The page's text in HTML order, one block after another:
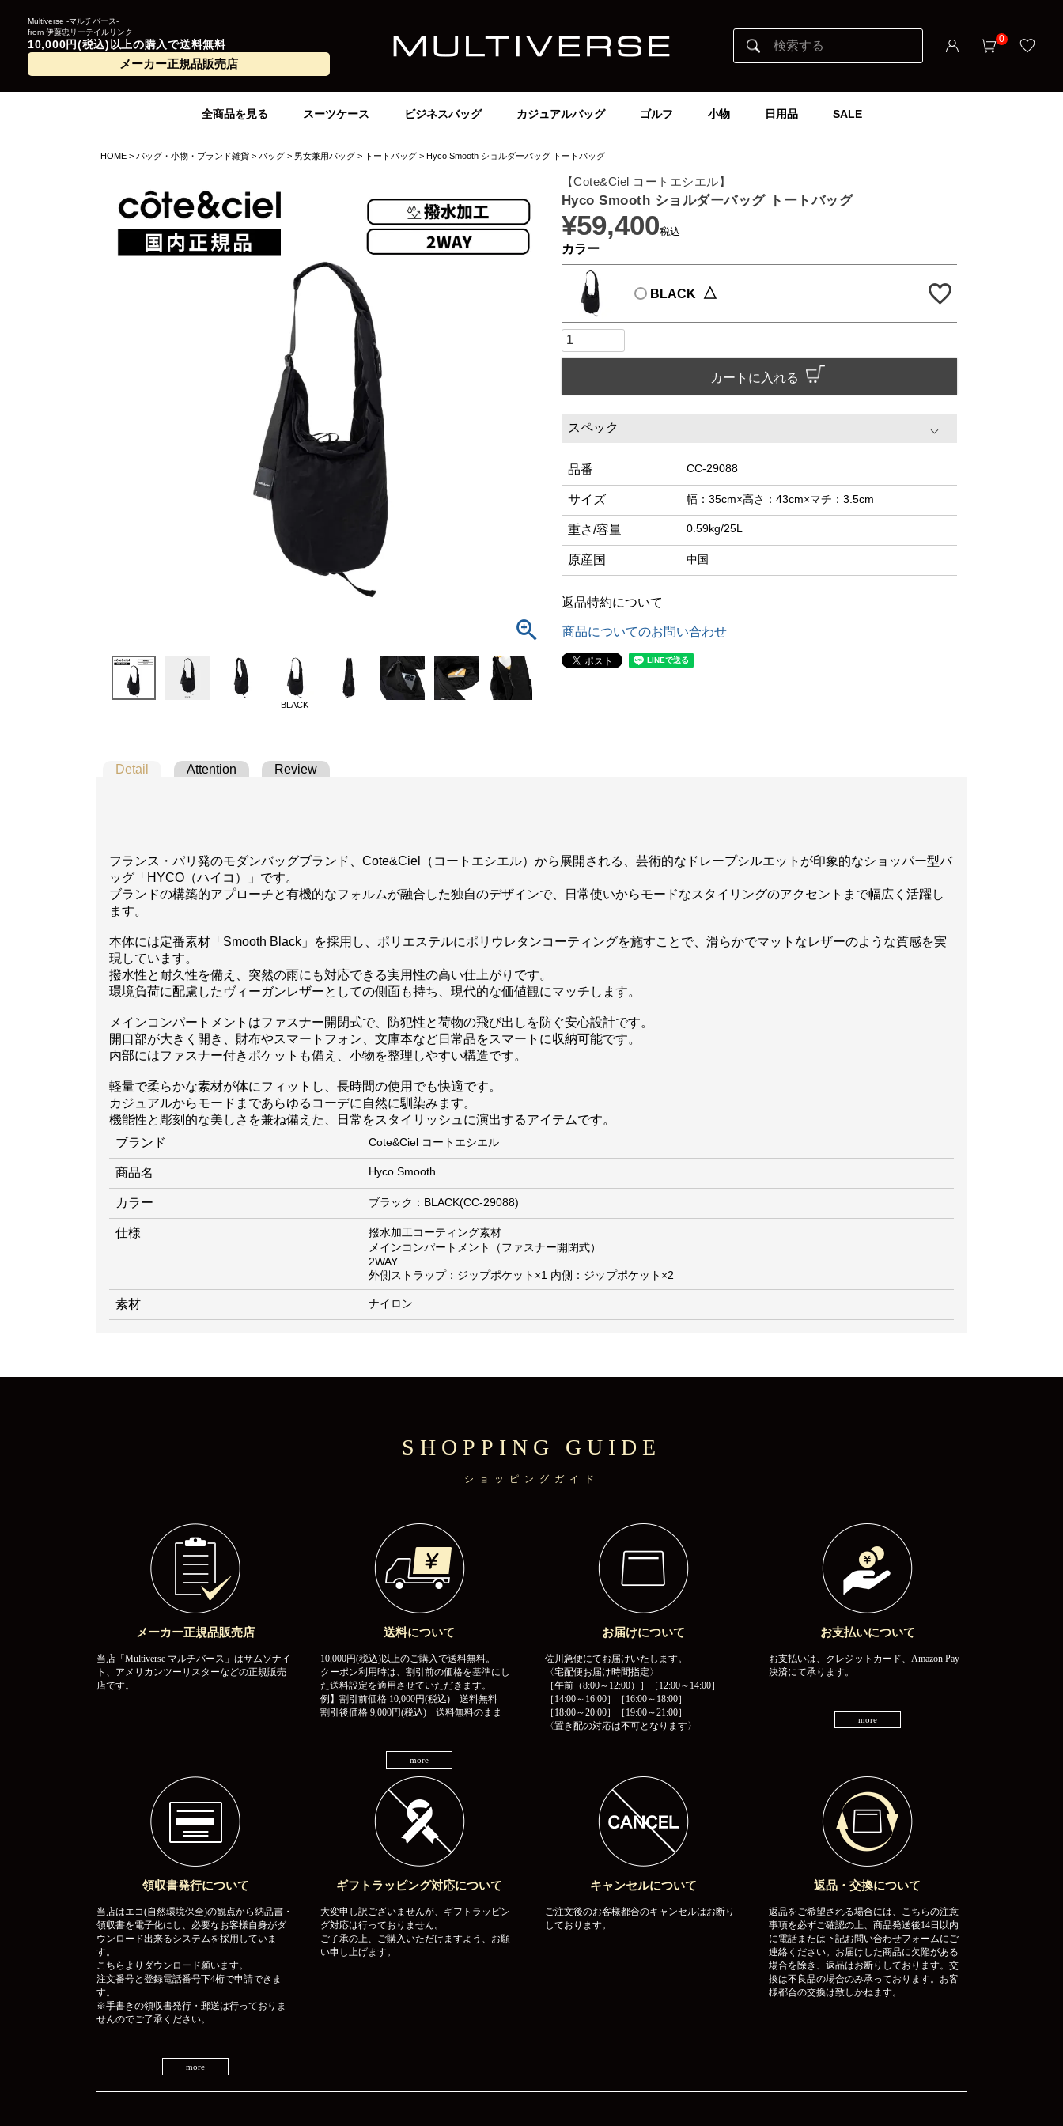
Multiverse -マルチバース-
from 伊藤忠リーテイルリンク
10,000円(税込)以上の購入で送料無料
メーカー正規品販売店
0
全商品を見る スーツケース ビジネスバッグ カジュアルバッグ ゴルフ 小物 日用品 SALE
HOME バッグ・小物・ブランド雑貨 バッグ 男女兼用バッグ トートバッグ Hyco Smooth ショルダーバッグ トートバッグ
BLACK
【Cote&Ciel コートエシエル】
Hyco Smooth ショルダーバッグ トートバッグ
¥59,400税込
カラー
BLACK △
カートに入れる
スペック
品番 CC-29088
サイズ 幅：35cm×高さ：43cm×マチ：3.5cm
重さ/容量 0.59kg/25L
原産国 中国
返品特約について
商品についてのお問い合わせ
Detail Attention Review
フランス・パリ発のモダンバッグブランド、Cote&Ciel（コートエシエル）から展開される、芸術的なドレープシルエットが印象的なショッパー型バ
ッグ「HYCO（ハイコ）」です。
ブランドの構築的アプローチと有機的なフォルムが融合した独自のデザインで、日常使いからモードなスタイリングのアクセントまで幅広く活躍し
ます。
本体には定番素材「Smooth Black」を採用し、ポリエステルにポリウレタンコーティングを施すことで、滑らかでマットなレザーのような質感を実
現しています。
撥水性と耐久性を備え、突然の雨にも対応できる実用性の高い仕上がりです。
環境負荷に配慮したヴィーガンレザーとしての側面も持ち、現代的な価値観にマッチします。
メインコンパートメントはファスナー開閉式で、防犯性と荷物の飛び出しを防ぐ安心設計です。
開口部が大きく開き、財布やスマートフォン、文庫本など日常品をスマートに収納可能です。
内部にはファスナー付きポケットも備え、小物を整理しやすい構造です。
軽量で柔らかな素材が体にフィットし、長時間の使用でも快適です。
カジュアルからモードまであらゆるコーデに自然に馴染みます。
機能性と彫刻的な美しさを兼ね備えた、日常をスタイリッシュに演出するアイテムです。
ブランド
Cote&Ciel コートエシエル
商品名 Hyco Smooth
カラー ブラック：BLACK(CC-29088)
仕様
撥水加工コーティング素材
メインコンパートメント（ファスナー開閉式）
2WAY
外側ストラップ：ジップポケット×1 内側：ジップポケット×2
素材 ナイロン
SHOPPING GUIDE
ショッピングガイド
メーカー正規品販売店
当店「Multiverse マルチバース」はサムソナイ
ト、アメリカンツーリスターなどの正規販売
店です。
送料について
10,000円(税込)以上のご購入で送料無料。
クーポン利用時は、割引前の価格を基準にし
た送料設定を適用させていただきます。
例】割引前価格 10,000円(税込) 送料無料
割引後価格 9,000円(税込) 送料無料のまま
more
お届けについて
佐川急便にてお届けいたします。
〈宅配便お届け時間指定〉
［午前（8:00～12:00）］［12:00～14:00］
［14:00～16:00］［16:00～18:00］
［18:00～20:00］［19:00～21:00］
〈置き配の対応は不可となります〉
お支払いについて
お支払いは、クレジットカード、Amazon Pay
決済にて承ります。
more
領収書発行について
当店はエコ(自然環境保全)の観点から納品書・
領収書を電子化にし、必要なお客様自身がダ
ウンロード出来るシステムを採用していま
す。
こちらよりダウンロード願います。
注文番号と登録電話番号下4桁で申請できま
す。
※手書きの領収書発行・郵送は行っておりま
せんのでご了承ください。
more
ギフトラッピング対応について
大変申し訳ございませんが、ギフトラッピン
グ対応は行っておりません。
ご了承の上、ご購入いただけますよう、お願
い申し上げます。
キャンセルについて
ご注文後のお客様都合のキャンセルはお断り
しております。
返品・交換について
返品をご希望される場合には、こちらの注意
事項を必ずご確認の上、商品発送後14日以内
に電話または下記お問い合わせフォームにご
連絡ください。お届けした商品に欠陥がある
場合を除き、返品はお断りしております。交
換は不良品の場合のみ承っております。お客
様都合の交換は致しかねます。